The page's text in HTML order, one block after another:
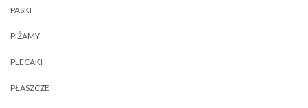
PASKI
PIŻAMY
PLECAKI
PŁASZCZE